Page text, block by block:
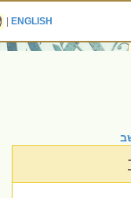
ENGLISH
|